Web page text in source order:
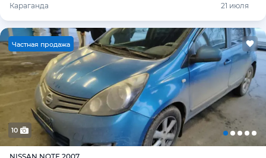
Караганда 21 июля
Частная продажа
10
NISSAN NOTE 2007